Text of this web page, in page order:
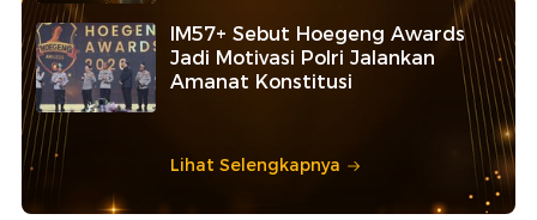
IM57+ Sebut Hoegeng Awards
Jadi Motivasi Polri Jalankan
Amanat Konstitusi
Lihat Selengkapnya